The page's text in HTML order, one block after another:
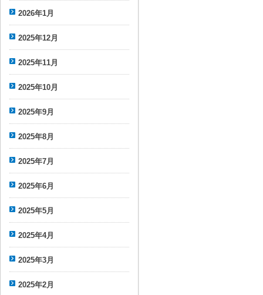
2026年1月
2025年12月
2025年11月
2025年10月
2025年9月
2025年8月
2025年7月
2025年6月
2025年5月
2025年4月
2025年3月
2025年2月